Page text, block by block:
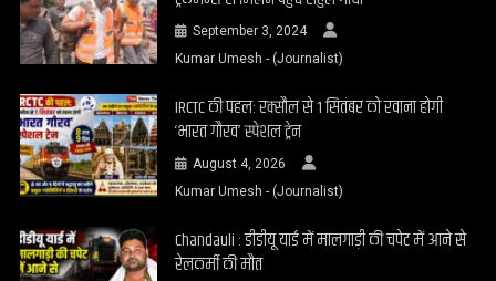
September 3, 2024
Kumar Umesh - (Journalist)
IRCTC की पहल: रक्सौल से 1 सितंबर को रवाना होगी
‘भारत गौरव’ स्पेशल ट्रेन
August 4, 2026
Kumar Umesh - (Journalist)
Chandauli : डीडीयू यार्ड में मालगाड़ी की चपेट में आने से
रेलकर्मी की मौत